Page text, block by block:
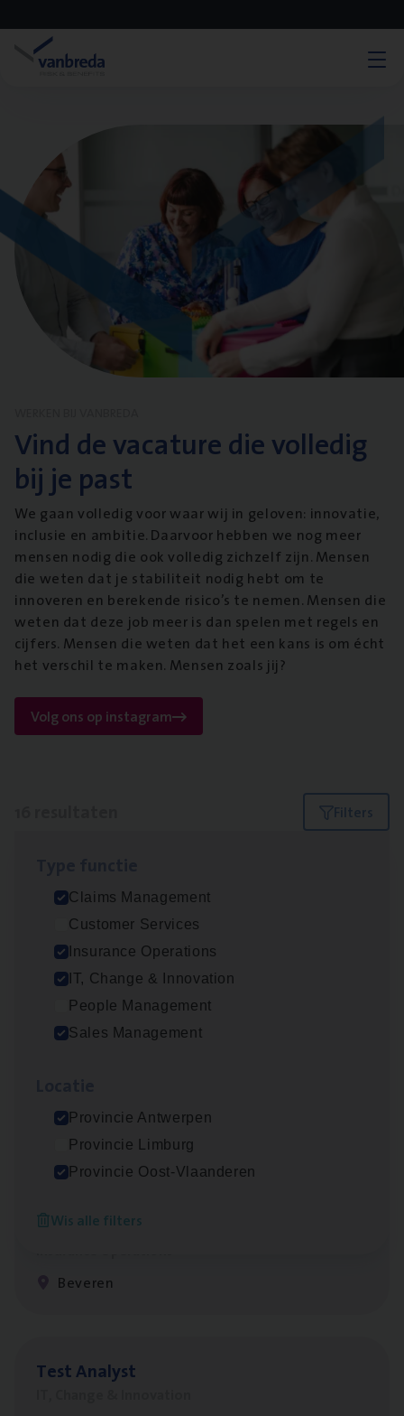
Vind de vacature die volledig
bij je past
We gaan volledig voor waar wij in geloven: innovatie,
inclusie en ambitie. Daarvoor hebben we nog meer
mensen nodig die ook volledig zichzelf zijn. Mensen
die weten dat je stabiliteit nodig hebt om te
innoveren en berekende risico’s te nemen. Mensen die
weten dat deze job meer is dan spelen met regels en
cijfers. Mensen die weten dat het een kans is om écht
het verschil te maken. Mensen zoals jij?
Volg ons op instagram
Filters
Claims Management
Customer Services
Insurance Operations
IT, Change & Innovation
People Management
Sales Management
Provincie Antwerpen
Provincie Limburg
Provincie Oost-Vlaanderen
Wis alle filters
Dos­sier­be­heer­der ver­ze­ke­rin­gen — Soci­al
Pro­fit en Public
Insurance Operations
Antwerpen
Antwerpen
Benefits
Beveren
Test Ana­lyst